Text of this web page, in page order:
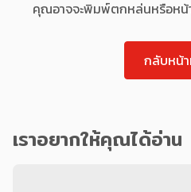
คุณอาจจะพิมพ์ตกหล่นหรือหน้
กลับหน้
เราอยากให้คุณได้อ่าน